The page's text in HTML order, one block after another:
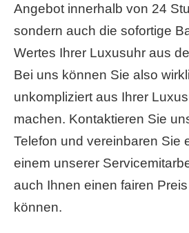
Angebot innerhalb von 24
sondern auch die sofortige
Wertes Ihrer Luxusuhr aus
Bei uns können Sie also
unkompliziert aus Ihrer
machen. Kontaktieren Sie
Telefon und vereinbaren Sie
einem unserer
auch Ihnen einen fairen
können.